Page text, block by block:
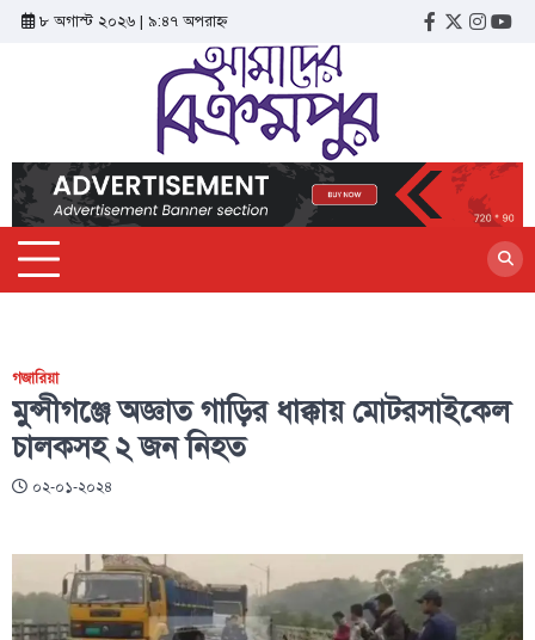
৮ অগাস্ট ২০২৬ | ৯:৪৭ অপরাহ্ন
গজারিয়া
মুন্সীগঞ্জে অজ্ঞাত গাড়ির ধাক্কায় মোটরসাইকেল
চালকসহ ২ জন নিহত
০২-০১-২০২৪